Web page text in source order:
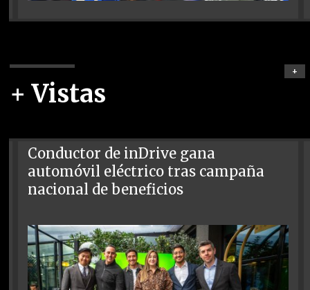
+ Vistas
+
Conductor de inDrive gana
automóvil eléctrico tras campaña
nacional de beneficios